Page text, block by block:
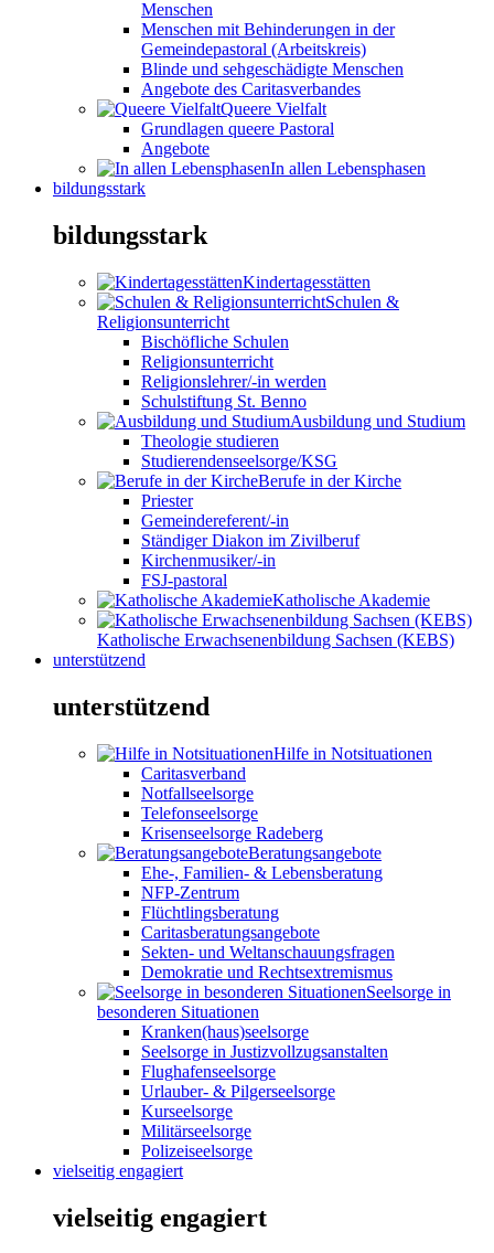
Menschen
Menschen mit Behinderungen in der
Gemeindepastoral (Arbeitskreis)
Blinde und sehgeschädigte Menschen
Angebote des Caritasverbandes
Queere Vielfalt
Grundlagen queere Pastoral
Angebote
In allen Lebensphasen
bildungsstark
bildungsstark
Kindertagesstätten
Schulen &
Religionsunterricht
Bischöfliche Schulen
Religionsunterricht
Religionslehrer/-in werden
Schulstiftung St. Benno
Ausbildung und Studium
Theologie studieren
Studierendenseelsorge/KSG
Berufe in der Kirche
Priester
Gemeindereferent/-in
Ständiger Diakon im Zivilberuf
Kirchenmusiker/-in
FSJ-pastoral
Katholische Akademie
Katholische Erwachsenenbildung Sachsen (KEBS)
unterstützend
unterstützend
Hilfe in Notsituationen
Caritasverband
Notfallseelsorge
Telefonseelsorge
Krisenseelsorge Radeberg
Beratungsangebote
Ehe-, Familien- & Lebensberatung
NFP-Zentrum
Flüchtlingsberatung
Caritasberatungsangebote
Sekten- und Weltanschauungsfragen
Demokratie und Rechtsextremismus
Seelsorge in
besonderen Situationen
Kranken(haus)seelsorge
Seelsorge in Justizvollzugsanstalten
Flughafenseelsorge
Urlauber- & Pilgerseelsorge
Kurseelsorge
Militärseelsorge
Polizeiseelsorge
vielseitig engagiert
vielseitig engagiert